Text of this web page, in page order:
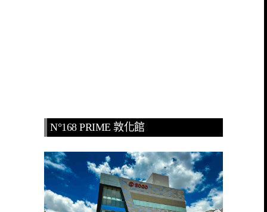
N°168 PRIME 敦化館